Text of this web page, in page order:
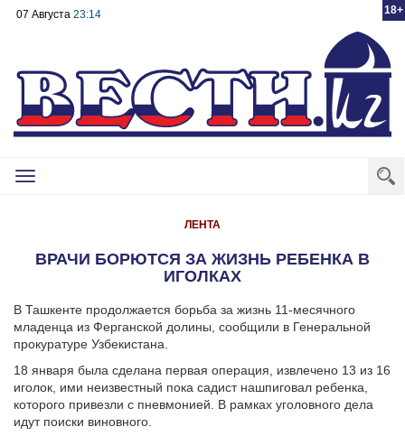
18+
07 Августа 23:14
Toggle
ЛЕНТА
ВРАЧИ БОРЮТСЯ ЗА ЖИЗНЬ РЕБЕНКА В
ИГОЛКАХ
В Ташкенте продолжается борьба за жизнь 11-месячного
младенца из Ферганской долины, сообщили в Генеральной
прокуратуре Узбекистана.
18 января была сделана первая операция, извлечено 13 из 16
иголок, ими неизвестный пока садист нашпиговал ребенка,
которого привезли с пневмонией. В рамках уголовного дела
идут поиски виновного.